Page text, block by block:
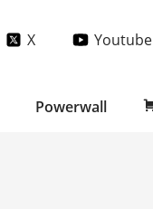
X Youtube
Powerwall